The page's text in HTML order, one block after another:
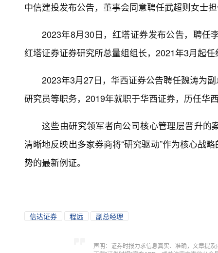
中信建投发布公告，董事会同意聘任武超则女士
2023年8月30日，红塔证券发布公告，聘任
红塔证券证券研究所总量组组长，2021年3月起
2023年3月27日，华西证券公告聘任魏涛为
研究员等职务，2019年就职于华西证券，历任华
这些由研究领军者向公司核心管理层晋升
清晰地反映出多家券商将“研究驱动”作为核心战
势的最新例证。
信达证券 程远 副总经理
声明：证券时报力求信息真实、准确，文章提